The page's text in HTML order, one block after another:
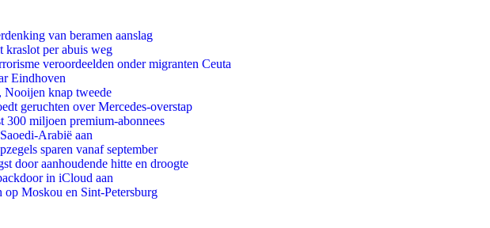
van beramen aanslag
per abuis weg
veroordeelden onder migranten Ceuta
Eindhoven
Nooijen knap tweede
geruchten over Mercedes-overstap
300 miljoen premium-abonnees
Arabië aan
sparen vanaf september
door aanhoudende hitte en droogte
in iCloud aan
Moskou en Sint-Petersburg